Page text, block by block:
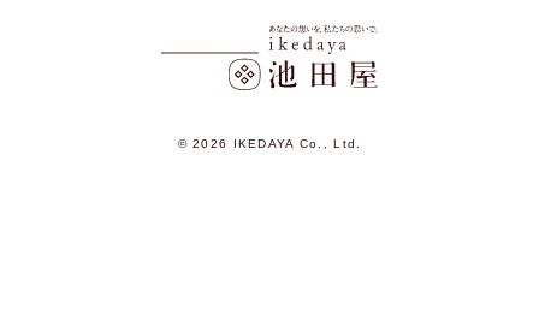
© 2026 IKEDAYA Co., Ltd.